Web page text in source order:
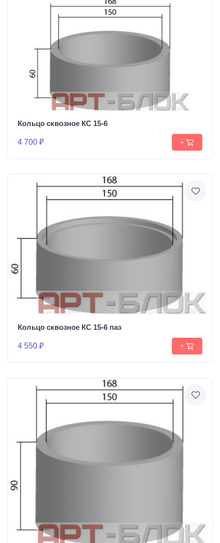
Кольцо сквозное КС 15-6
4 700 ₽ +
Кольцо сквозное КС 15-6 паз
4 550 ₽ +